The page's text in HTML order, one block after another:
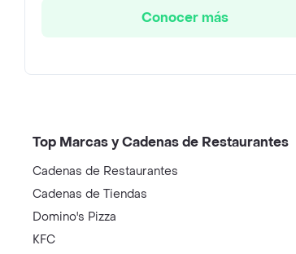
Conocer más
Top Marcas y Cadenas de Restaurantes
Cadenas de Restaurantes
Cadenas de Tiendas
Domino's Pizza
KFC